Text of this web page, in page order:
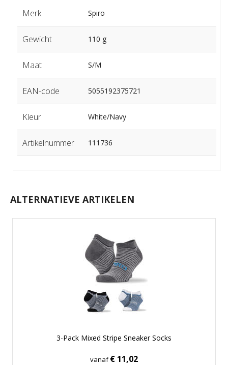
Merk Spiro
Gewicht 110 g
Maat S/M
EAN-code 5055192375721
Kleur White/Navy
Artikelnummer 111736
ALTERNATIEVE ARTIKELEN
3-Pack Mixed Stripe Sneaker Socks
vanaf€ 11,02